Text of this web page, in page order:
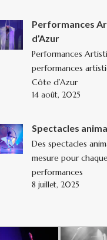
Performances
d’Azur
Performances
performances
Côte d’Azur
14 août, 2025
Spectacles
Des spectacles
mesure pour
performances
8 juillet, 2025